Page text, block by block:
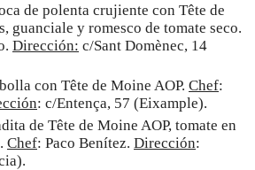
de polenta crujiente con Tête de
guanciale y romesco de tomate seco.
Dirección: c/Sant Domènec, 14
con Tête de Moine AOP. Chef:
: c/Entença, 57 (Eixample).
de Tête de Moine AOP, tomate en
Chef: Paco Benítez. Dirección: